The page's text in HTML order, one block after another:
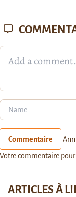
Commentaire
Votre commentaire
ARTICLES À